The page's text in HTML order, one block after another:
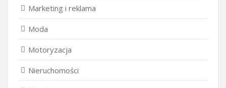
Marketing i reklama
Moda
Motoryzacja
Nieruchomości